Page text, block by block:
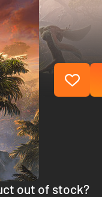
out of stock?